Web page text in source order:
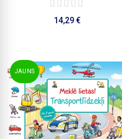
14,29 €
JAUNS